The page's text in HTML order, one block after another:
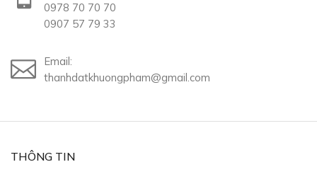
0978 70 70 70
0907 57 79 33
Email:
thanhdatkhuongpham@gmail.com
THÔNG TIN